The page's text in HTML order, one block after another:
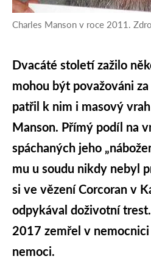
Charles Manson v roce 2011.
Dvacáté století zažilo
mohou být považováni
patřil k nim i masový
Manson. Přímý podíl na
spáchaných jeho
mu u soudu nikdy nebyl
si ve vězení Corcoran v
odpykával doživotní
2017 zemřel v
nemoci.